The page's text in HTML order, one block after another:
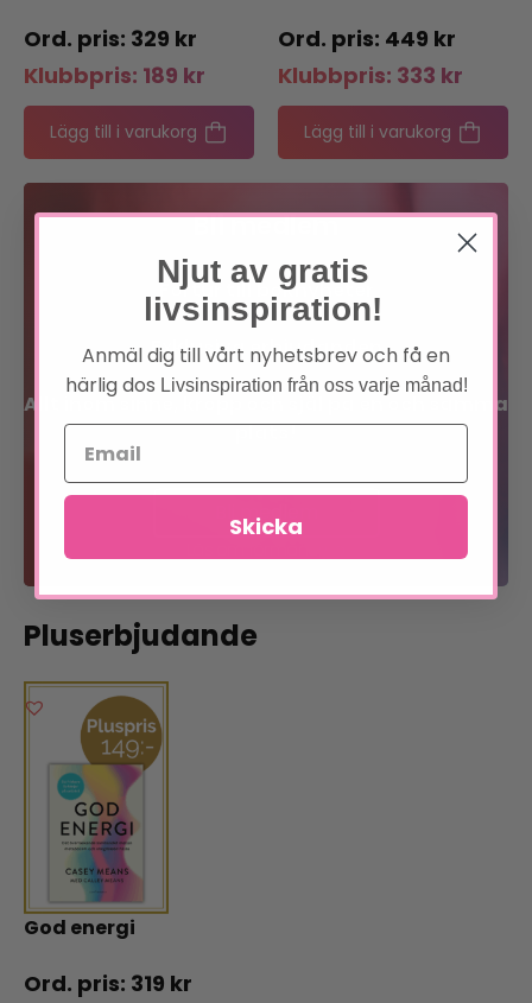
329 kr
Klubbpris: 189 kr
Lägg till i varukorg
449 kr
Klubbpris: 333 kr
Lägg till i varukorg
Bli medlem
Förtur till boknyheter
Exklusiva erbjudanden
Allt inom sinne, kropp och själ på en och samma
plats!
Bli medlem
Pluserbjudande
God energi
319 kr
Njut av gratis
livsinspiration!
Anmäl dig till vårt nyhetsbrev och få en
härlig dos Livsinspiration från oss varje månad!
Skicka